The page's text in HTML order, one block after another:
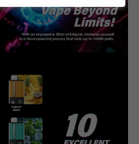
sparen €15.00